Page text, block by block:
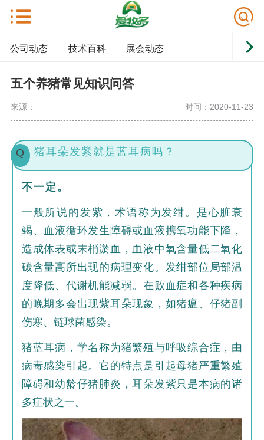
公司动态 技术百科 展会动态
五个养猪常见知识问答
来源： 时间：2020-11-23
Q 猪耳朵发紫就是蓝耳病吗？
不一定。
一般所说的发紫，术语称为发绀。是心脏衰
竭、血液循环发生障碍或血液携氧功能下降，
造成体表或末梢淤血，血液中氧含量低二氧化
碳含量高所出现的病理变化。发绀部位局部温
度降低、代谢机能减弱。在败血症和各种疾病
的晚期多会出现紫耳朵现象，如猪瘟、仔猪副
伤寒、链球菌感染。
猪蓝耳病，学名称为猪繁殖与呼吸综合症，由
病毒感染引起。它的特点是引起母猪严重繁殖
障碍和幼龄仔猪肺炎，耳朵发紫只是本病的诸
多症状之一。